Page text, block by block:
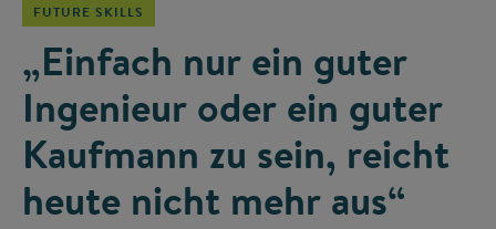
FUTURE SKILLS
„Einfach nur ein guter
Ingenieur oder ein guter
Kaufmann zu sein, reicht
heute nicht mehr aus“